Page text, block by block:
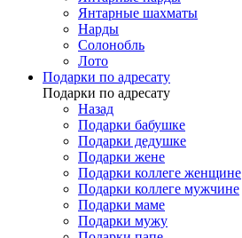
Янтарные шахматы
Нарды
Солонобль
Лото
Подарки по адресату
Подарки по адресату
Назад
Подарки бабушке
Подарки дедушке
Подарки жене
Подарки коллеге женщине
Подарки коллеге мужчине
Подарки маме
Подарки мужу